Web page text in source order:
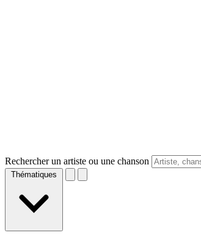
Rechercher un artiste ou une chanson
Thématiques